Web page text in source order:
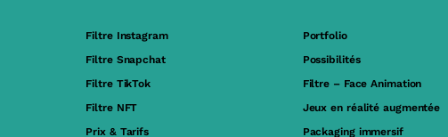
Filtre Instagram
Filtre Snapchat
Filtre TikTok
Filtre NFT
Prix & Tarifs
Portfolio
Possibilités
Filtre – Face Animation
Jeux en réalité augmentée
Packaging immersif